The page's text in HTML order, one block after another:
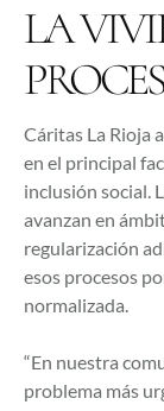
LA
Cáritas La Rioja
en el principal
inclusión social.
avanzan en
regularización
esos procesos
normalizada.
“En nuestra
problema más